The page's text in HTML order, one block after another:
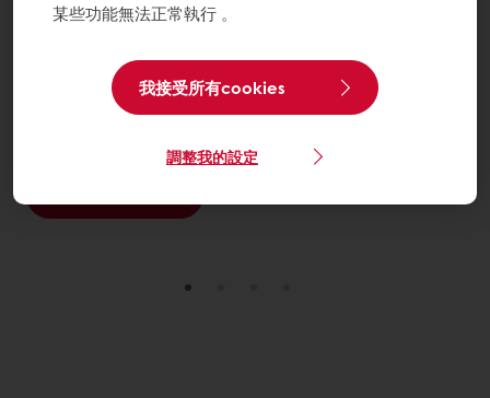
準備好將您的麵包升級了嗎？
使用焙樂道的創新麵包原料，能支持您作出營養又永續，同
時又令人垂涎三尺的風味口感麵包，提供給更多消費者
某些功能無法正常執行 。
我接受所有cookies
調整我的設定